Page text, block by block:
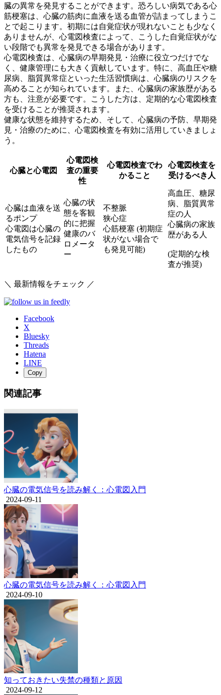
臓の異常を発見することができます。恐ろしい病気である心
筋梗塞は、心臓の筋肉に血液を送る血管が詰まってしまうこ
とで起こります。初期には自覚症状が現れないことも少なく
ありませんが、心電図検査によって、こうした 自覚症状がな
い段階でも異常を発見できる場合があります。
心電図検査は、心臓病の早期発見・治療に役立つだけでな
く、健康管理にも大きく貢献しています。特に、高血圧や糖
尿病、脂質異常症といった生活習慣病は、心臓病のリスクを
高めることが知られています。また、心臓病の家族歴がある
方も、注意が必要です。こうした方は、 定期的な心電図検査
を受けることが推奨されます。
健康な状態を維持するため、そして、心臓病の予防、早期発
見・治療のために、心電図検査を有効に活用していきましょ
う。
心臓と心電図
心電図検
査の重要
性
心電図検査でわ
かること
心電図検査を
受けるべき人
心臓は血液を送
るポンプ
心電図は心臓の
電気信号を記録
したもの
心臓の状
態を客観
的に把握
健康のバ
ロメータ
ー
不整脈
狭心症
心筋梗塞 (初期症
状がない場合で
も発見可能)
高血圧、糖尿
病、脂質異常
症の人
心臓病の家族
歴がある人
(定期的な検
査が推奨)
＼ 最新情報をチェック ／
Facebook
X
Bluesky
Threads
Hatena
LINE
Copy
関連記事
心臓の電気信号を読み解く：心電図入門
2024-09-11
心臓の電気信号を読み解く：心電図入門
2024-09-10
知っておきたい失禁の種類と原因
2024-09-12